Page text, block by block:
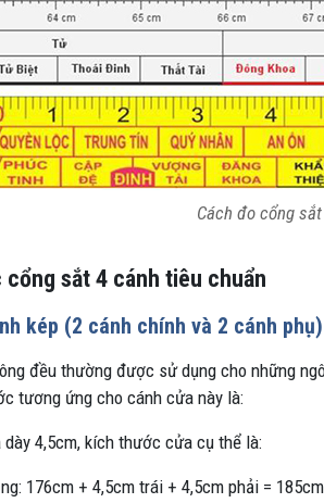
Cách đo cổng
sắt 4 cánh tiêu chuẩn
kép (2 cánh chính và 2 cánh phụ)
đều thường được sử dụng cho những
tương ứng cho cánh cửa này là:
4,5cm, kích thước cửa cụ thể là:
176cm + 4,5cm trái + 4,5cm phải = 185cm